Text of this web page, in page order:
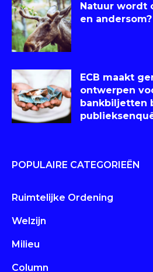
Natuur wordt
en andersom?
ECB maakt
ontwerpen
bankbiljetten
POPULAIRE CATEGORIEËN
Ruimtelijke Ordening
Welzijn
Milieu
Column